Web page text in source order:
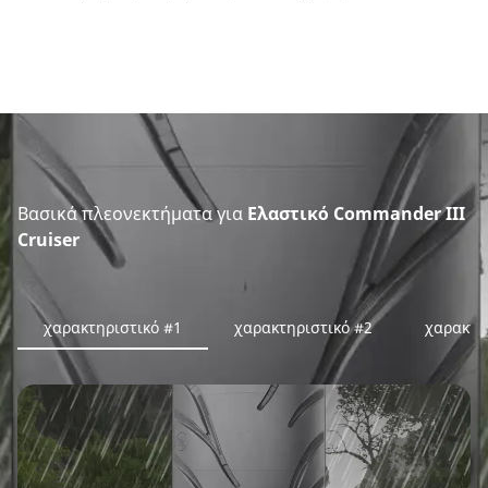
Βασικά πλεονεκτήματα για Ελαστικό Commander III
Cruiser
χαρακτηριστικό #1 χαρακτηριστικό #2